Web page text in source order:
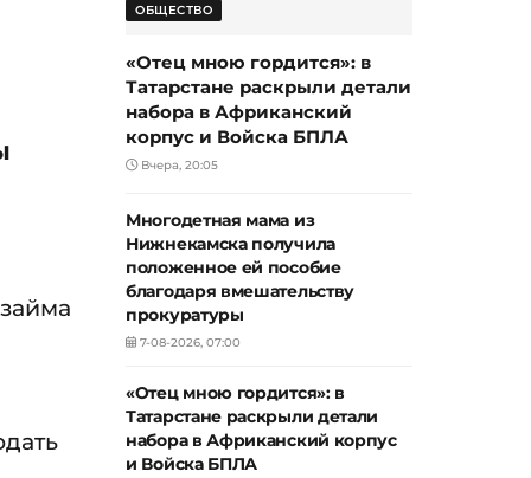
ОБЩЕСТВО
«Отец мною гордится»: в
Татарстане раскрыли детали
набора в Африканский
корпус и Войска БПЛА
Вчера, 20:05
Многодетная мама из
Нижнекамска получила
положенное ей пособие
благодаря вмешательству
прокуратуры
7-08-2026, 07:00
«Отец мною гордится»: в
Татарстане раскрыли детали
набора в Африканский корпус
и Войска БПЛА